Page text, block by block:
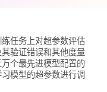
任务上对超参数评估
验证错误和其他度量
个最先进模型配置的
模型的超参数进行调